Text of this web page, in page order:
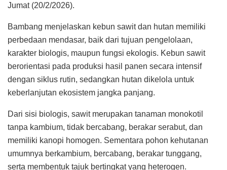
Jumat (20/2/2026).
Bambang menjelaskan kebun sawit dan hutan memiliki
perbedaan mendasar, baik dari tujuan pengelolaan,
karakter biologis, maupun fungsi ekologis. Kebun sawit
berorientasi pada produksi hasil panen secara intensif
dengan siklus rutin, sedangkan hutan dikelola untuk
keberlanjutan ekosistem jangka panjang.
Dari sisi biologis, sawit merupakan tanaman monokotil
tanpa kambium, tidak bercabang, berakar serabut, dan
memiliki kanopi homogen. Sementara pohon kehutanan
umumnya berkambium, bercabang, berakar tunggang,
serta membentuk tajuk bertingkat yang heterogen.